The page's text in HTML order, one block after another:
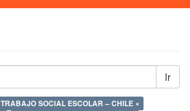
Ir
TRABAJO SOCIAL ESCOLAR – CHILE ×